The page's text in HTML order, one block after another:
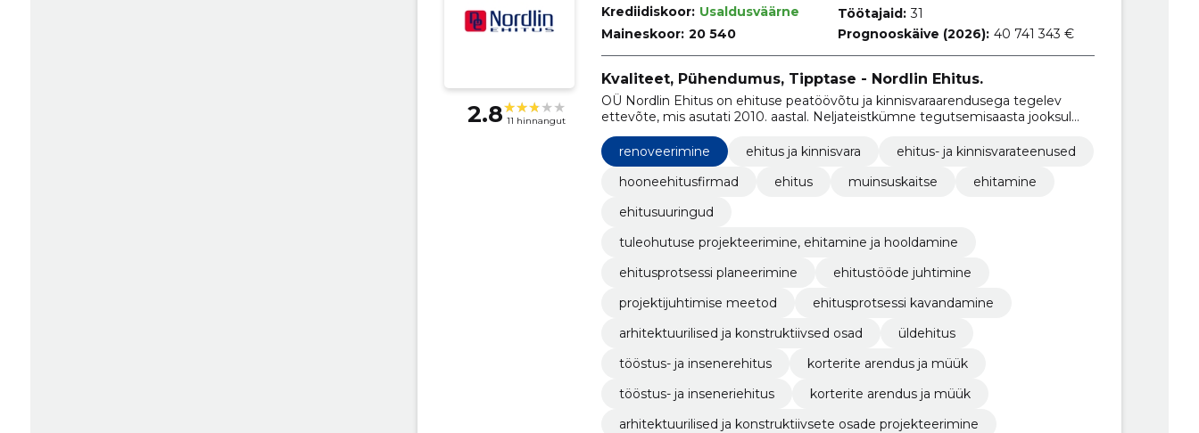
2.8 11 hinnangut
Krediidiskoor: Usaldusväärne
Maineskoor: 20 540
Töötajaid: 31
Prognooskäive (2026): 40 741 343 €
Kvaliteet, Pühendumus, Tipptase - Nordlin Ehitus.
OÜ Nordlin Ehitus on ehituse peatöövõtu ja kinnisvaraarendusega tegelev
ettevõte, mis asutati 2010. aastal. Neljateistkümne tegutsemisaasta jooksul
renoveerimine
ehitus ja kinnisvara
ehitus- ja kinnisvarateenused
hooneehitusfirmad
ehitus muinsuskaitse
ehitamine
ehitusuuringud
tuleohutuse projekteerimine, ehitamine ja hooldamine
ehitusprotsessi planeerimine
ehitustööde juhtimine
projektijuhtimise meetod
ehitusprotsessi kavandamine
arhitektuurilised ja konstruktiivsed osad
üldehitus
tööstus- ja insenerehitus
korterite arendus ja müük
tööstus- ja inseneriehitus
korterite arendus ja müük
arhitektuurilised ja konstruktiivsete osade projekteerimine